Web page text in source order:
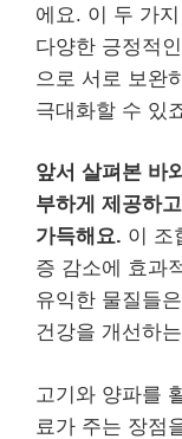
에요. 이 두 가
다양한 긍정적
으로 서로 보완
극대화할 수 있
앞서 살펴본 바
부하게 제공하
가득해요. 이 조
증 감소에 효과
유익한 물질들
건강을 개선하
고기와 양파를
료가 주는 장점